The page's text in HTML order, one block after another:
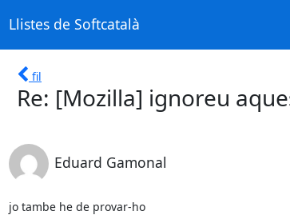
Llistes de Softcatalà
fil
Re: [Mozilla] ignoreu
Eduard Gamonal
jo tambe he de provar-ho